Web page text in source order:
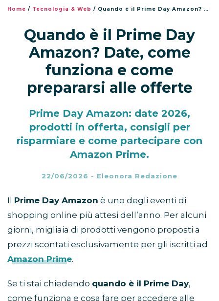
Home / Tecnologia & Web / Quando è il Prime Day Amazon? Date, come funziona e come prepararsi alle offerte
Quando è il Prime Day
Amazon? Date, come
funziona e come
prepararsi alle offerte
Prime Day Amazon: date 2026,
prodotti in offerta, consigli per
risparmiare e come partecipare con
Amazon Prime.
22/06/2026 - Eleonora Redazione
Il Prime Day Amazon è uno degli eventi di
shopping online più attesi dell’anno. Per alcuni
giorni, migliaia di prodotti vengono proposti a
prezzi scontati esclusivamente per gli iscritti ad
Amazon Prime.
Se ti stai chiedendo quando è il Prime Day,
come funziona e cosa fare per accedere alle